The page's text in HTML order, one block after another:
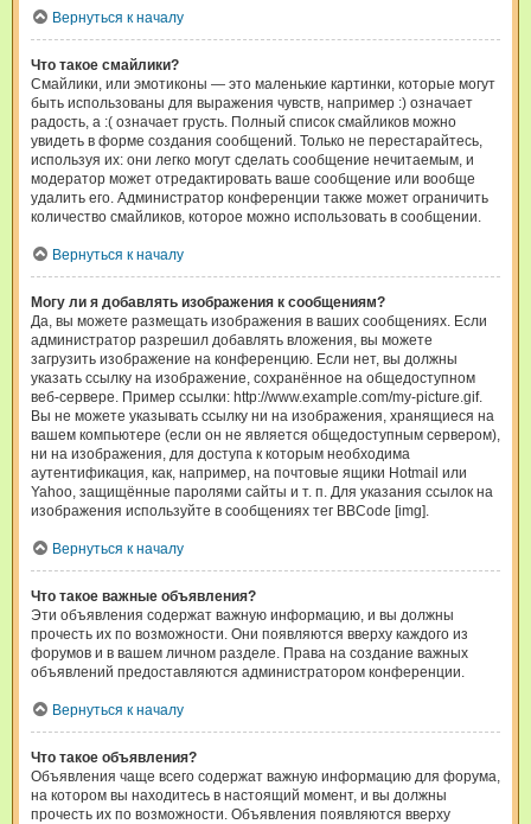
Вернуться к началу
Что такое смайлики?
Смайлики, или эмотиконы — это маленькие картинки, которые могут
быть использованы для выражения чувств, например :) означает
радость, а :( означает грусть. Полный список смайликов можно
увидеть в форме создания сообщений. Только не перестарайтесь,
используя их: они легко могут сделать сообщение нечитаемым, и
модератор может отредактировать ваше сообщение или вообще
удалить его. Администратор конференции также может ограничить
количество смайликов, которое можно использовать в сообщении.
Вернуться к началу
Могу ли я добавлять изображения к сообщениям?
Да, вы можете размещать изображения в ваших сообщениях. Если
администратор разрешил добавлять вложения, вы можете
загрузить изображение на конференцию. Если нет, вы должны
указать ссылку на изображение, сохранённое на общедоступном
веб-сервере. Пример ссылки: http://www.example.com/my-picture.gif.
Вы не можете указывать ссылку ни на изображения, хранящиеся на
вашем компьютере (если он не является общедоступным сервером),
ни на изображения, для доступа к которым необходима
аутентификация, как, например, на почтовые ящики Hotmail или
Yahoo, защищённые паролями сайты и т. п. Для указания ссылок на
изображения используйте в сообщениях тег BBCode [img].
Вернуться к началу
Что такое важные объявления?
Эти объявления содержат важную информацию, и вы должны
прочесть их по возможности. Они появляются вверху каждого из
форумов и в вашем личном разделе. Права на создание важных
объявлений предоставляются администратором конференции.
Вернуться к началу
Что такое объявления?
Объявления чаще всего содержат важную информацию для форума,
на котором вы находитесь в настоящий момент, и вы должны
прочесть их по возможности. Объявления появляются вверху